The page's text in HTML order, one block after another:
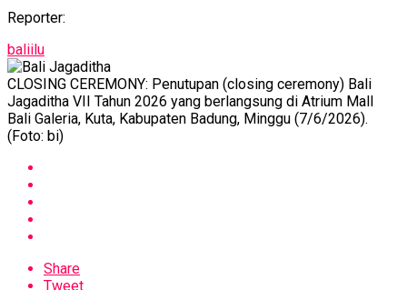
Reporter:
baliilu
CLOSING CEREMONY: Penutupan (closing ceremony) Bali
Jagaditha VII Tahun 2026 yang berlangsung di Atrium Mall
Bali Galeria, Kuta, Kabupaten Badung, Minggu (7/6/2026).
(Foto: bi)
Share
Tweet